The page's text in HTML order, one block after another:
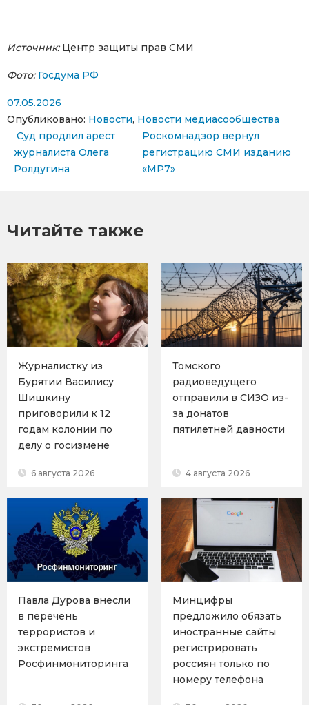
Источник:Центр защиты прав СМИ
Фото: Госдума РФ
07.05.2026
Опубликовано: Новости, Новости медиасообщества
Навигация по записям
Суд продлил арест
журналиста Олега
Ролдугина
Роскомнадзор вернул
регистрацию СМИ изданию
«МР7»
Читайте также
Журналистку из
Бурятии Василису
Шишкину
приговорили к 12
годам колонии по
делу о госизмене
6 августа 2026
Томского
радиоведущего
отправили в СИЗО из-
за донатов
пятилетней давности
4 августа 2026
Павла Дурова внесли
в перечень
террористов и
экстремистов
Росфинмониторинга
Минцифры
предложило обязать
иностранные сайты
регистрировать
россиян только по
номеру телефона